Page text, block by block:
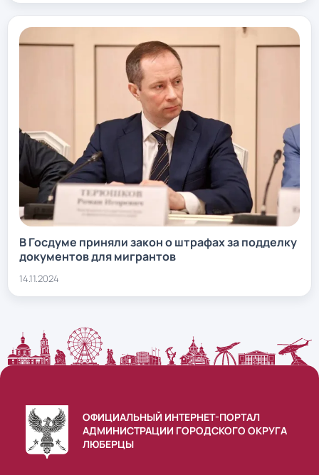
В Госдуме приняли закон о штрафах за подделку
документов для мигрантов
14.11.2024
ОФИЦИАЛЬНЫЙ ИНТЕРНЕТ-ПОРТАЛ
АДМИНИСТРАЦИИ ГОРОДСКОГО ОКРУГА
ЛЮБЕРЦЫ